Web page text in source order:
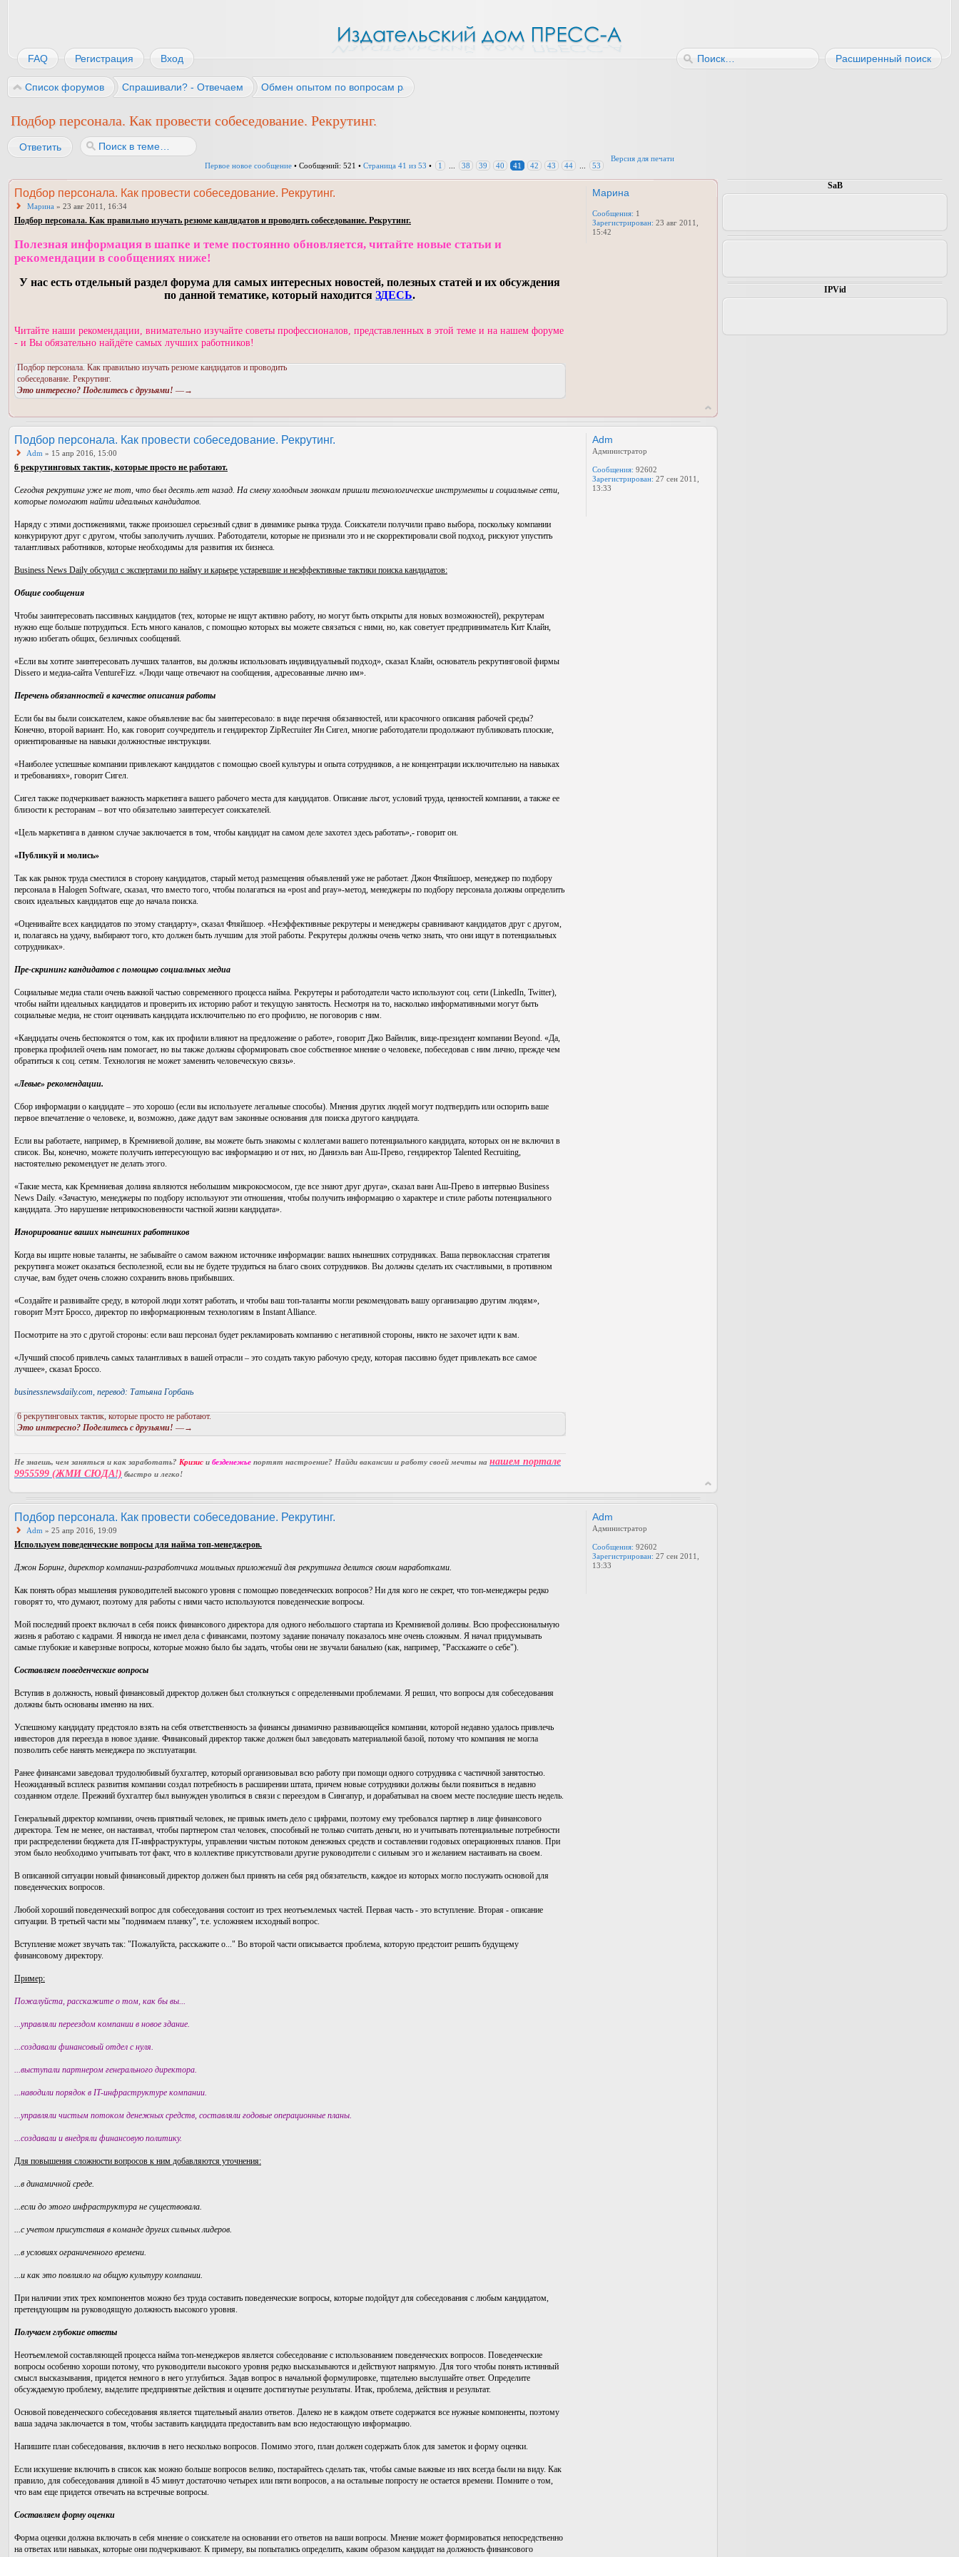
Расширенный поиск
FAQ Регистрация Вход
Версия для печати
Список форумов Спрашивали? - Отвечаем Обмен опытом по вопросам работы
Подбор персонала. Как провести собеседование. Рекрутинг.
Ответить
Первое новое сообщение • Сообщений: 521 • Страница 41 из 53 • 1 38 39 40 41 42 43 44 53
Подбор персонала. Как провести собеседование. Рекрутинг.
Марина » 23 авг 2011, 16:34
Подбор персонала. Как правильно изучать резюме кандидатов и проводить собеседование. Рекрутинг.
Полезная информация в шапке и теме постоянно обновляется, читайте новые статьи и
рекомендации в сообщениях ниже!
У нас есть отдельный раздел форума для самых интересных новостей, полезных статей и их обсуждения
по данной тематике, который находитсяЗДЕСЬ.
Читайте наши рекомендации, внимательно изучайте советы профессионалов, представленных в этой теме и на нашем форуме
- и Вы обязательно найдёте самых лучших работников!
Подбор персонала. Как правильно изучать резюме кандидатов и проводить
собеседование. Рекрутинг.
Это интересно? Поделитесь с друзьями! —→
Марина
Сообщения: 1
Зарегистрирован: 23 авг 2011,
15:42
Подбор персонала. Как провести собеседование. Рекрутинг.
Adm » 15 апр 2016, 15:00
6 рекрутинговых тактик, которые просто не работают.
Сегодня рекрутинг уже не тот, что был десять лет назад. На смену холодным звонкам пришли технологические инструменты и социальные сети,
которые помогают найти идеальных кандидатов.
Наряду с этими достижениями, также произошел серьезный сдвиг в динамике рынка труда. Соискатели получили право выбора, поскольку компании
конкурируют друг с другом, чтобы заполучить лучших. Работодатели, которые не признали это и не скорректировали свой подход, рискуют упустить
талантливых работников, которые необходимы для развития их бизнеса.
Business News Daily обсудил с экспертами по найму и карьере устаревшие и неэффективные тактики поиска кандидатов:
Общие сообщения
Чтобы заинтересовать пассивных кандидатов (тех, которые не ищут активно работу, но могут быть открыты для новых возможностей), рекрутерам
нужно еще больше потрудиться. Есть много каналов, с помощью которых вы можете связаться с ними, но, как советует предприниматель Кит Клайн,
нужно избегать общих, безличных сообщений.
«Если вы хотите заинтересовать лучших талантов, вы должны использовать индивидуальный подход», сказал Клайн, основатель рекрутинговой фирмы
Dissero и медиа-сайта VentureFizz. «Люди чаще отвечают на сообщения, адресованные лично им».
Перечень обязанностей в качестве описания работы
Если бы вы были соискателем, какое объявление вас бы заинтересовало: в виде перечня обязанностей, или красочного описания рабочей среды?
Конечно, второй вариант. Но, как говорит соучредитель и гендиректор ZipRecruiter Ян Сигел, многие работодатели продолжают публиковать плоские,
ориентированные на навыки должностные инструкции.
«Наиболее успешные компании привлекают кандидатов с помощью своей культуры и опыта сотрудников, а не концентрации исключительно на навыках
и требованиях», говорит Сигел.
Сигел также подчеркивает важность маркетинга вашего рабочего места для кандидатов. Описание льгот, условий труда, ценностей компании, а также ее
близости к ресторанам – вот что обязательно заинтересует соискателей.
«Цель маркетинга в данном случае заключается в том, чтобы кандидат на самом деле захотел здесь работать»,- говорит он.
«Публикуй и молись»
Так как рынок труда сместился в сторону кандидатов, старый метод размещения объявлений уже не работает. Джон Фляйшоер, менеджер по подбору
персонала в Halogen Software, сказал, что вместо того, чтобы полагаться на «post and pray»-метод, менеджеры по подбору персонала должны определить
своих идеальных кандидатов еще до начала поиска.
«Оценивайте всех кандидатов по этому стандарту», сказал Фляйшоер. «Неэффективные рекрутеры и менеджеры сравнивают кандидатов друг с другом,
и, полагаясь на удачу, выбирают того, кто должен быть лучшим для этой работы. Рекрутеры должны очень четко знать, что они ищут в потенциальных
сотрудниках».
Пре-скрининг кандидатов с помощью социальных медиа
Социальные медиа стали очень важной частью современного процесса найма. Рекрутеры и работодатели часто используют соц. сети (LinkedIn, Twitter),
чтобы найти идеальных кандидатов и проверить их историю работ и текущую занятость. Несмотря на то, насколько информативными могут быть
социальные медиа, не стоит оценивать кандидата исключительно по его профилю, не поговорив с ним.
«Кандидаты очень беспокоятся о том, как их профили влияют на предложение о работе», говорит Джо Вайнлик, вице-президент компании Beyond. «Да,
проверка профилей очень нам помогает, но вы также должны сформировать свое собственное мнение о человеке, побеседовав с ним лично, прежде чем
обратиться к соц. сетям. Технология не может заменить человеческую связь».
«Левые» рекомендации.
Сбор информации о кандидате – это хорошо (если вы используете легальные способы). Мнения других людей могут подтвердить или оспорить ваше
первое впечатление о человеке, и, возможно, даже дадут вам законные основания для поиска другого кандидата.
Если вы работаете, например, в Кремниевой долине, вы можете быть знакомы с коллегами вашего потенциального кандидата, которых он не включил в
список. Вы, конечно, можете получить интересующую вас информацию и от них, но Даниэль ван Аш-Прево, гендиректор Talented Recruiting,
настоятельно рекомендует не делать этого.
«Такие места, как Кремниевая долина являются небольшим микрокосмосом, где все знают друг друга», сказал ванн Аш-Прево в интервью Business
News Daily. «Зачастую, менеджеры по подбору используют эти отношения, чтобы получить информацию о характере и стиле работы потенциального
кандидата. Это нарушение неприкосновенности частной жизни кандидата».
Игнорирование ваших нынешних работников
Когда вы ищите новые таланты, не забывайте о самом важном источнике информации: ваших нынешних сотрудниках. Ваша первоклассная стратегия
рекрутинга может оказаться бесполезной, если вы не будете трудиться на благо своих сотрудников. Вы должны сделать их счастливыми, в противном
случае, вам будет очень сложно сохранить вновь прибывших.
«Создайте и развивайте среду, в которой люди хотят работать, и чтобы ваш топ-таланты могли рекомендовать вашу организацию другим людям»,
говорит Мэтт Броссо, директор по информационным технологиям в Instant Alliance.
Посмотрите на это с другой стороны: если ваш персонал будет рекламировать компанию с негативной стороны, никто не захочет идти к вам.
«Лучший способ привлечь самых талантливых в вашей отрасли – это создать такую рабочую среду, которая пассивно будет привлекать все самое
лучшее», сказал Броссо.
businessnewsdaily.com, перевод: Татьяна Горбань
6 рекрутинговых тактик, которые просто не работают.
Это интересно? Поделитесь с друзьями! —→
Не знаешь, чем заняться и как заработать? Кризис и безденежье портят настроение? Найди вакансии и работу своей мечты на нашем портале
9955599 (ЖМИ СЮДА!) быстро и легко!
Adm
Администратор
Сообщения: 92602
Зарегистрирован: 27 сен 2011,
13:33
Подбор персонала. Как провести собеседование. Рекрутинг.
Adm » 25 апр 2016, 19:09
Используем поведенческие вопросы для найма топ-менеджеров.
Джон Боринг, директор компании-разработчика моильных приложений для рекрутинга делится своим наработками.
Как понять образ мышления руководителей высокого уровня с помощью поведенческих вопросов? Ни для кого не секрет, что топ-менеджеры редко
говорят то, что думают, поэтому для работы с ними часто используются поведенческие вопросы.
Мой последний проект включал в себя поиск финансового директора для одного небольшого стартапа из Кремниевой долины. Всю профессиональную
жизнь я работаю с кадрами. Я никогда не имел дела с финансами, поэтому задание поначалу показалось мне очень сложным. Я начал придумывать
самые глубокие и каверзные вопросы, которые можно было бы задать, чтобы они не звучали банально (как, например, "Расскажите о себе").
Составляем поведенческие вопросы
Вступив в должность, новый финансовый директор должен был столкнуться с определенными проблемами. Я решил, что вопросы для собеседования
должны быть основаны именно на них.
Успешному кандидату предстояло взять на себя ответственность за финансы динамично развивающейся компании, которой недавно удалось привлечь
инвесторов для переезда в новое здание. Финансовый директор также должен был заведовать материальной базой, потому что компания не могла
позволить себе нанять менеджера по эксплуатации.
Ранее финансами заведовал трудолюбивый бухгалтер, который организовывал всю работу при помощи одного сотрудника с частичной занятостью.
Неожиданный всплеск развития компании создал потребность в расширении штата, причем новые сотрудники должны были появиться в недавно
созданном отделе. Прежний бухгалтер был вынужден уволиться в связи с переездом в Сингапур, и дорабатывал на своем месте последние шесть недель.
Генеральный директор компании, очень приятный человек, не привык иметь дело с цифрами, поэтому ему требовался партнер в лице финансового
директора. Тем не менее, он настаивал, чтобы партнером стал человек, способный не только считать деньги, но и учитывать потенциальные потребности
при распределении бюджета для IT-инфраструктуры, управлении чистым потоком денежных средств и составлении годовых операционных планов. При
этом было необходимо учитывать тот факт, что в коллективе присутствовали другие руководители с сильным эго и желанием настаивать на своем.
В описанной ситуации новый финансовый директор должен был принять на себя ряд обязательств, каждое из которых могло послужить основой для
поведенческих вопросов.
Любой хороший поведенческий вопрос для собеседования состоит из трех неотъемлемых частей. Первая часть - это вступление. Вторая - описание
ситуации. В третьей части мы "поднимаем планку", т.е. усложняем исходный вопрос.
Вступление может звучать так: "Пожалуйста, расскажите о..." Во второй части описывается проблема, которую предстоит решить будущему
финансовому директору.
Пример:
Пожалуйста, расскажите о том, как бы вы...
...управляли переездом компании в новое здание.
...создавали финансовый отдел с нуля.
...выступали партнером генерального директора.
...наводили порядок в IT-инфраструктуре компании.
...управляли чистым потоком денежных средств, составляли годовые операционные планы.
...создавали и внедряли финансовую политику.
Для повышения сложности вопросов к ним добавляются уточнения:
...в динамичной среде.
...если до этого инфраструктура не существовала.
...с учетом присутствия в команде других сильных лидеров.
...в условиях ограниченного времени.
...и как это повлияло на общую культуру компании.
При наличии этих трех компонентов можно без труда составить поведенческие вопросы, которые подойдут для собеседования с любым кандидатом,
претендующим на руководящую должность высокого уровня.
Получаем глубокие ответы
Неотъемлемой составляющей процесса найма топ-менеджеров является собеседование с использованием поведенческих вопросов. Поведенческие
вопросы особенно хороши потому, что руководители высокого уровня редко высказываются и действуют напрямую. Для того чтобы понять истинный
смысл высказывания, придется немного в него углубиться. Задав вопрос в начальной формулировке, тщательно выслушайте ответ. Определите
обсуждаемую проблему, выделите предпринятые действия и оцените достигнутые результаты. Итак, проблема, действия и результат.
Основой поведенческого собеседования является тщательный анализ ответов. Далеко не в каждом ответе содержатся все нужные компоненты, поэтому
ваша задача заключается в том, чтобы заставить кандидата предоставить вам всю недостающую информацию.
Напишите план собеседования, включив в него несколько вопросов. Помимо этого, план должен содержать блок для заметок и форму оценки.
Если искушение включить в список как можно больше вопросов велико, постарайтесь сделать так, чтобы самые важные из них всегда были на виду. Как
правило, для собеседования длиной в 45 минут достаточно четырех или пяти вопросов, а на остальные попросту не остается времени. Помните о том,
что вам еще придется отвечать на встречные вопросы.
Составляем форму оценки
Форма оценки должна включать в себя мнение о соискателе на основании его ответов на ваши вопросы. Мнение может формироваться непосредственно
на ответах или навыках, которые они подчеркивают. К примеру, вы попытались определить, каким образом кандидат на должность финансового
Adm
Администратор
Сообщения: 92602
Зарегистрирован: 27 сен 2011,
13:33
SaB
IPVid